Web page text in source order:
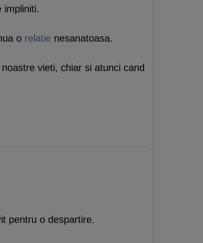
impliniti.
o relatie nesanatoasa.
vieti, chiar si atunci cand
pentru o despartire.